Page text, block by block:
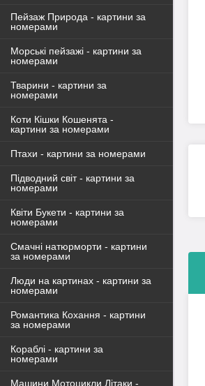
Пейзаж Природа - картини за
номерами
Морські пейзажі - картини за
номерами
Тварини - картини за
номерами
Коти Кішки Кошенята -
картини за номерами
Птахи - картини за номерами
Підводний світ - картини за
номерами
Квіти Букети - картини за
номерами
Смачні натюрморти - картини
за номерами
Люди на картинах - картини за
номерами
Романтика Кохання - картини
за номерами
Кораблі - картини за
номерами
Машини Мотоцикли Літаки -